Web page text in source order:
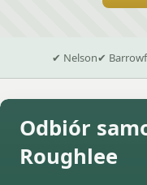
✔ Nelson✔
Odbiór
Roughlee